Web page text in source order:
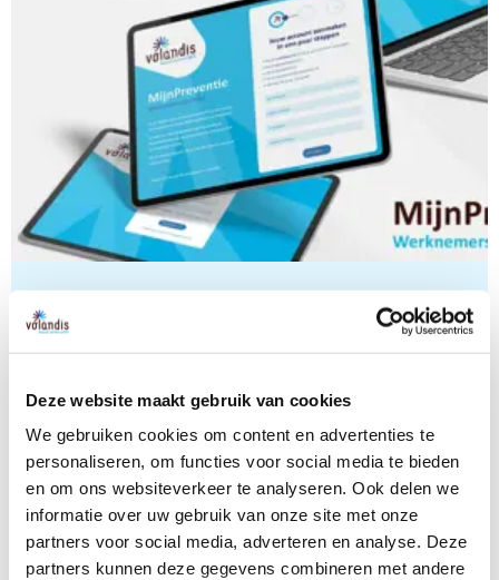
Deze website maakt gebruik van cookies
We gebruiken cookies om content en advertenties te
personaliseren, om functies voor social media te bieden
en om ons websiteverkeer te analyseren. Ook delen we
informatie over uw gebruik van onze site met onze
partners voor social media, adverteren en analyse. Deze
partners kunnen deze gegevens combineren met andere
MijnPreventie
je maakt eenmalig een account aan;
bekijk je gemaakte afspraken;
heb je je hele toekomstige carrière toegang tot
jouw DIA-actieplannen en PAGO-rapporten.